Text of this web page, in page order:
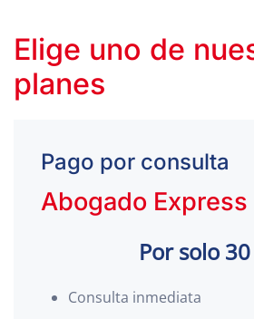
Elige uno de
planes
Pago por consulta
Abogado Express
Por solo
Consulta inmediata